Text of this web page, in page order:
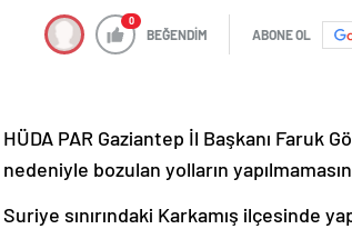
0
BEĞENDİM ABONE OL
HÜDA PAR Gaziantep İl Başkanı Faruk
nedeniyle bozulan yolların
Suriye sınırındaki Karkamış ilçesinde